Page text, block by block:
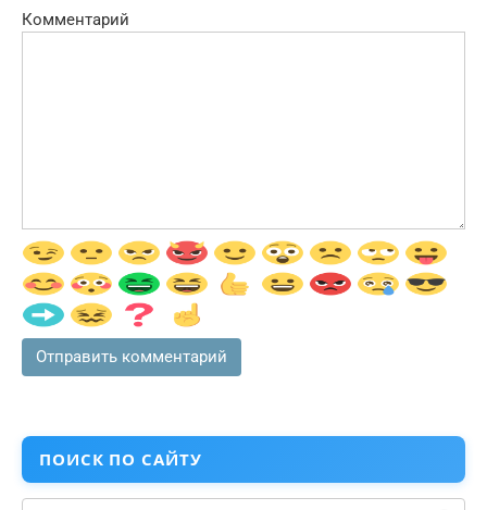
Комментарий
ПОИСК ПО САЙТУ